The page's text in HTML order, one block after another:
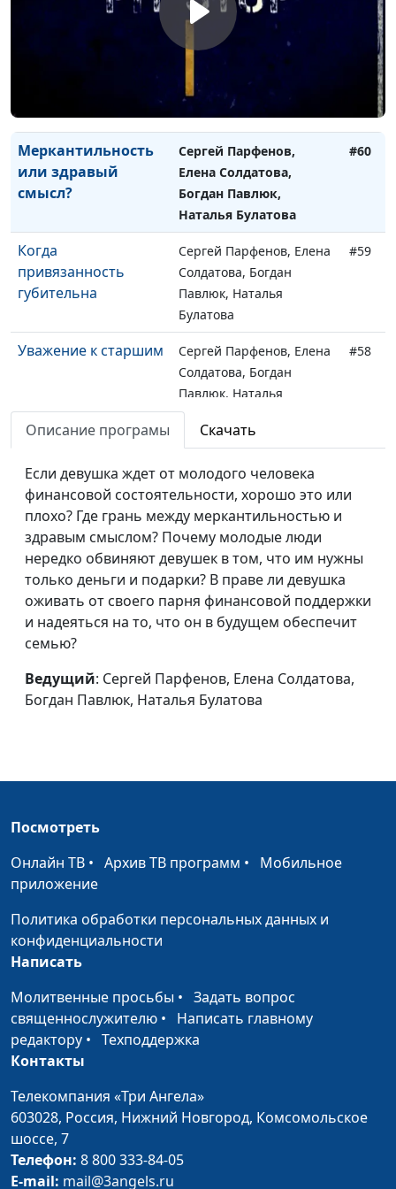
Павлюк
Сергей Парфенов, Анна
Гладкая, Елена
Солдатова, Богдан
Павлюк
Меркантильность
или здравый
смысл?
Сергей Парфенов,
Елена Солдатова,
Богдан Павлюк,
Наталья Булатова
#60
Когда
привязанность
губительна
Сергей Парфенов, Елена
Солдатова, Богдан
Павлюк, Наталья
Булатова
#59
Уважение к старшим
Сергей Парфенов, Елена
Солдатова, Богдан
Павлюк, Наталья
Булатова
#58
смерть близкого?
Сергей Парфенов,
Вилина Парфенова,
Богдан Павлюк, Наталья
Булатова
#57
Как пережить
измену?
Сергей Парфенов,
Вилина Парфенова,
Богдан Павлюк, Наталья
Булатова
Брак «по залету»:
«за» и «против»
Вилина Парфенова,
Богдан Павлюк, Наталья
Булатова
правда или миф?
Наталья Булатова,
Малышева
Экстремальный
спорт: подвиг или
глупость?
Богдан Павлюк, Надежда
Малышева
Что делать, если я
разлюбил?
Сергей Парфенов,
Богдан Павлюк, Надежда
Малышева
Я не хочу взрослеть
Описание програмы Скачать
Если девушка ждет от молодого человека
финансовой состоятельности, хорошо это или
плохо? Где грань между меркантильностью и
здравым смыслом? Почему молодые люди
нередко обвиняют девушек в том, что им нужны
только деньги и подарки? В праве ли девушка
оживать от своего парня финансовой поддержки
и надеяться на то, что он в будущем обеспечит
семью?
Ведущий: Сергей Парфенов, Елена Солдатова,
Богдан Павлюк, Наталья Булатова
Посмотреть
Онлайн ТВ • Архив ТВ программ • Мобильное
приложение
Политика обработки персональных данных и
конфиденциальности
Написать
Молитвенные просьбы • Задать вопрос
священнослужителю • Написать главному
редактору • Техподдержка
Контакты
Телекомпания «Три Ангела»
603028, Россия, Нижний Новгород, Комсомольское
шоссе, 7
Телефон: 8 800 333-84-05
E-mail: mail@3angels.ru